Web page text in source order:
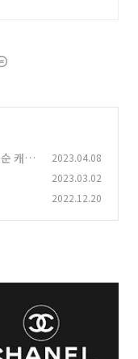
캐기
2023.04.08
2023.03.02
2022.12.20